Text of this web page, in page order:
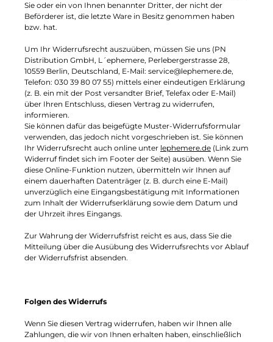
Sie oder ein von Ihnen benannter Dritter, der nicht der
Beförderer ist, die letzte Ware in Besitz genommen haben
bzw. hat.
Um Ihr Widerrufsrecht auszuüben, müssen Sie uns (PN
Distribution GmbH, L´ephemere, Perlebergerstrasse 28,
10559 Berlin, Deutschland, E-Mail: service@lephemere.de,
Telefon: 030 39 80 07 55) mittels einer eindeutigen Erklärung
(z. B. ein mit der Post versandter Brief, Telefax oder E-Mail)
über Ihren Entschluss, diesen Vertrag zu widerrufen,
informieren.
Sie können dafür das beigefügte Muster-Widerrufsformular
verwenden, das jedoch nicht vorgeschrieben ist. Sie können
Ihr Widerrufsrecht auch online unter lephemere.de (Link zum
Widerruf findet sich im Footer der Seite) ausüben. Wenn Sie
diese Online-Funktion nutzen, übermitteln wir Ihnen auf
einem dauerhaften Datenträger (z. B. durch eine E-Mail)
unverzüglich eine Eingangsbestätigung mit Informationen
zum Inhalt der Widerrufserklärung sowie dem Datum und
der Uhrzeit ihres Eingangs.
Zur Wahrung der Widerrufsfrist reicht es aus, dass Sie die
Mitteilung über die Ausübung des Widerrufsrechts vor Ablauf
der Widerrufsfrist absenden.
Folgen des Widerrufs
Wenn Sie diesen Vertrag widerrufen, haben wir Ihnen alle
Zahlungen, die wir von Ihnen erhalten haben, einschließlich